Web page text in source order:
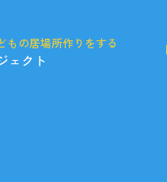
もの居場所作りをする
ェクト